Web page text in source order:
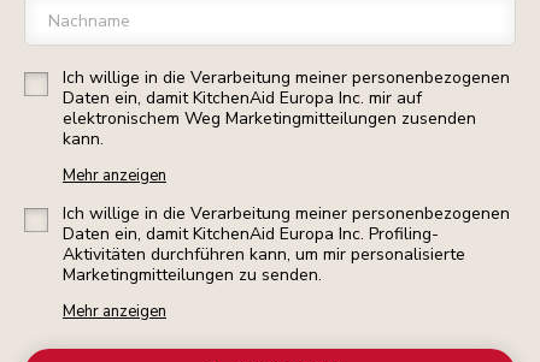
Nachname
Ich willige in die Verarbeitung meiner personenbezogenen
Daten ein, damit KitchenAid Europa Inc. mir auf
elektronischem Weg Marketingmitteilungen zusenden
kann.
Mehr anzeigen
Ich willige in die Verarbeitung meiner personenbezogenen
Daten ein, damit KitchenAid Europa Inc. Profiling-
Aktivitäten durchführen kann, um mir personalisierte
Marketingmitteilungen zu senden.
Mehr anzeigen